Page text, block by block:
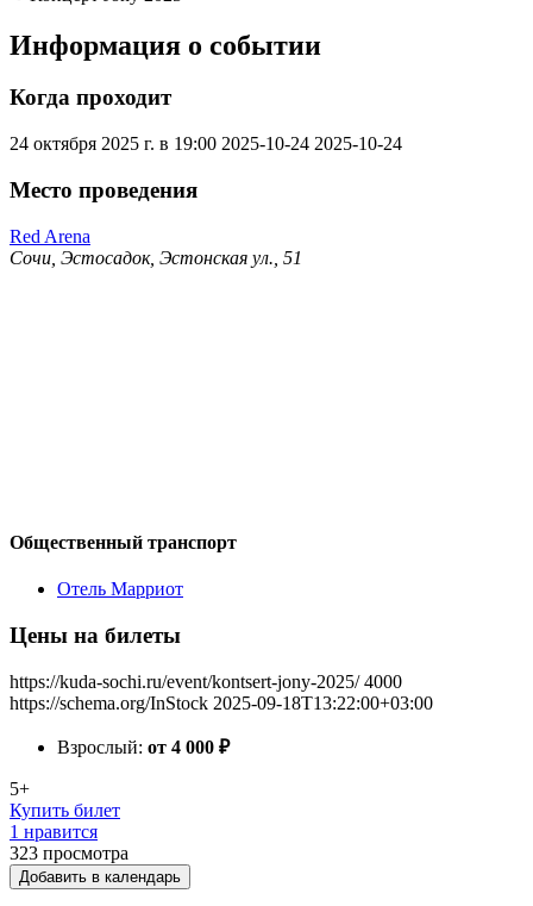
Информация о событии
Когда проходит
24 октября 2025 г. в 19:00 2025-10-24 2025-10-24
Место проведения
Red Arena
Сочи, Эстосадок, Эстонская ул., 51
Общественный транспорт
Отель Марриот
Цены на билеты
https://kuda-sochi.ru/event/kontsert-jony-2025/ 4000
https://schema.org/InStock 2025-09-18T13:22:00+03:00
Взрослый: от 4 000 ₽
5+
Купить билет
1 нравится
323 просмотра
Добавить в календарь